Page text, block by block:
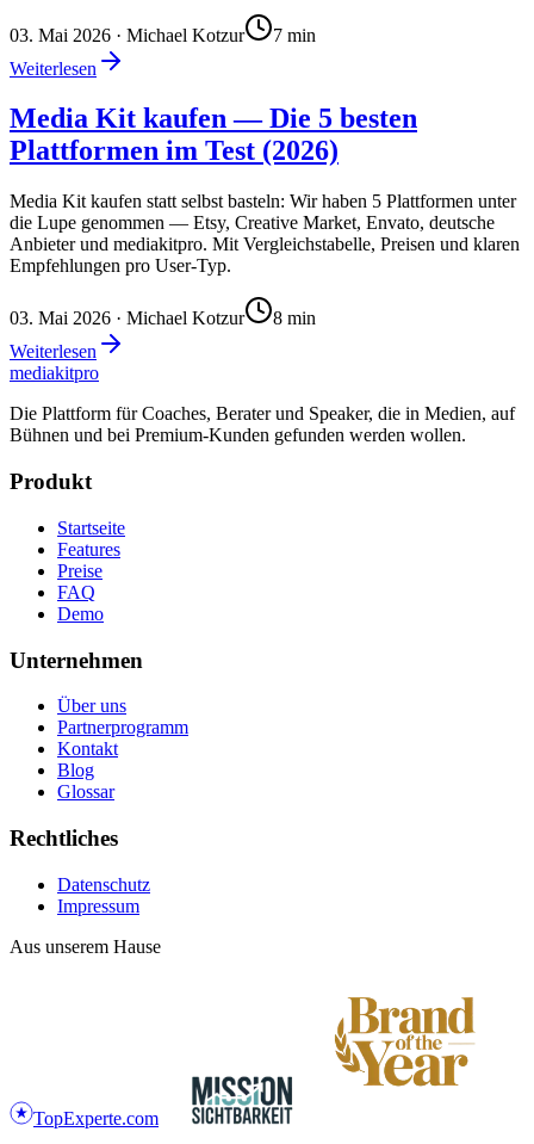
03. Mai 2026 · Michael Kotzur 7 min
Weiterlesen
Media Kit kaufen — Die 5 besten
Plattformen im Test (2026)
Media Kit kaufen statt selbst basteln: Wir haben 5 Plattformen unter
die Lupe genommen — Etsy, Creative Market, Envato, deutsche
Anbieter und mediakitpro. Mit Vergleichstabelle, Preisen und klaren
Empfehlungen pro User-Typ.
03. Mai 2026 · Michael Kotzur 8 min
Weiterlesen
mediakitpro
Die Plattform für Coaches, Berater und Speaker, die in Medien, auf
Bühnen und bei Premium-Kunden gefunden werden wollen.
Produkt
Startseite
Features
Preise
FAQ
Demo
Unternehmen
Über uns
Partnerprogramm
Kontakt
Blog
Glossar
Rechtliches
Datenschutz
Impressum
Aus unserem Hause
TopExperte.com